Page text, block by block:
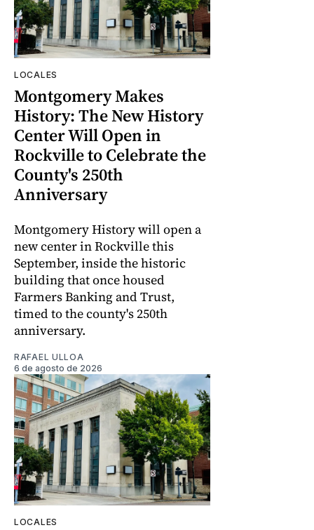
LOCALES
Montgomery Makes
History: The New History
Center Will Open in
Rockville to Celebrate the
County's 250th
Anniversary
Montgomery History will open a
new center in Rockville this
September, inside the historic
building that once housed
Farmers Banking and Trust,
timed to the county's 250th
anniversary.
RAFAEL ULLOA
6 de agosto de 2026
LOCALES